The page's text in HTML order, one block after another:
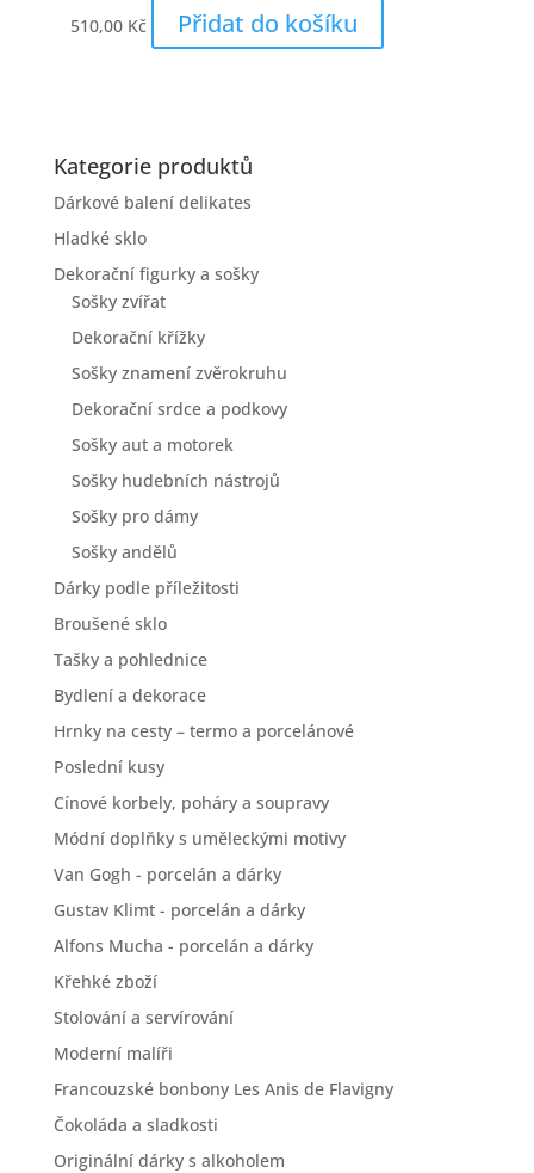
510,00 Kč Přidat do košíku
Kategorie produktů
Dárkové balení delikates
Hladké sklo
Dekorační figurky a sošky
Sošky zvířat
Dekorační křížky
Sošky znamení zvěrokruhu
Dekorační srdce a podkovy
Sošky aut a motorek
Sošky hudebních nástrojů
Sošky pro dámy
Sošky andělů
Dárky podle příležitosti
Broušené sklo
Tašky a pohlednice
Bydlení a dekorace
Hrnky na cesty – termo a porcelánové
Poslední kusy
Cínové korbely, poháry a soupravy
Módní doplňky s uměleckými motivy
Van Gogh - porcelán a dárky
Gustav Klimt - porcelán a dárky
Alfons Mucha - porcelán a dárky
Křehké zboží
Stolování a servírování
Moderní malíři
Francouzské bonbony Les Anis de Flavigny
Čokoláda a sladkosti
Originální dárky s alkoholem